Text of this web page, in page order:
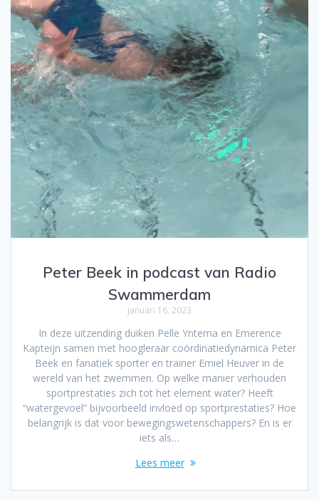
Peter Beek in podcast van Radio
Swammerdam
januari 16, 2023
In deze uitzending duiken Pelle Yntema en Emerence
Kapteijn samen met hoogleraar coördinatiedynamica Peter
Beek en fanatiek sporter en trainer Emiel Heuver in de
wereld van het zwemmen. Op welke manier verhouden
sportprestaties zich tot het element water? Heeft
“watergevoel” bijvoorbeeld invloed op sportprestaties? Hoe
belangrijk is dat voor bewegingswetenschappers? En is er
iets als…
Lees meer